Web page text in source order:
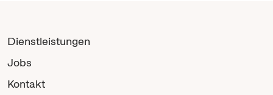
Dienstleistungen
Jobs
Kontakt